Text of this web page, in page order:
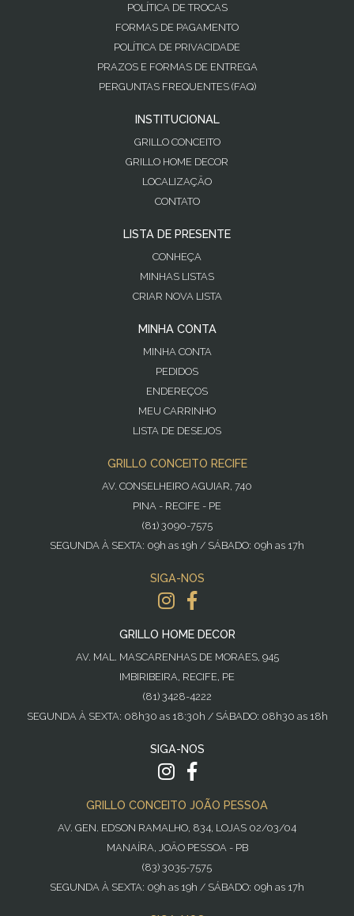
POLÍTICA DE TROCAS
FORMAS DE PAGAMENTO
POLÍTICA DE PRIVACIDADE
PRAZOS E FORMAS DE ENTREGA
PERGUNTAS FREQUENTES (FAQ)
INSTITUCIONAL
GRILLO CONCEITO
GRILLO HOME DECOR
LOCALIZAÇÃO
CONTATO
LISTA DE PRESENTE
CONHEÇA
MINHAS LISTAS
CRIAR NOVA LISTA
MINHA CONTA
MINHA CONTA
PEDIDOS
ENDEREÇOS
MEU CARRINHO
LISTA DE DESEJOS
GRILLO CONCEITO RECIFE
AV. CONSELHEIRO AGUIAR, 740
PINA - RECIFE - PE
(81) 3090-7575
SEGUNDA À SEXTA: 09h as 19h / SÁBADO: 09h as 17h
SIGA-NOS
GRILLO HOME DECOR
AV. MAL. MASCARENHAS DE MORAES, 945
IMBIRIBEIRA, RECIFE, PE
(81) 3428-4222
SEGUNDA À SEXTA: 08h30 as 18:30h / SÁBADO: 08h30 as 18h
SIGA-NOS
GRILLO CONCEITO JOÃO PESSOA
AV. GEN. EDSON RAMALHO, 834, LOJAS 02/03/04
MANAÍRA, JOÃO PESSOA - PB
(83) 3035-7575
SEGUNDA À SEXTA: 09h as 19h / SÁBADO: 09h as 17h